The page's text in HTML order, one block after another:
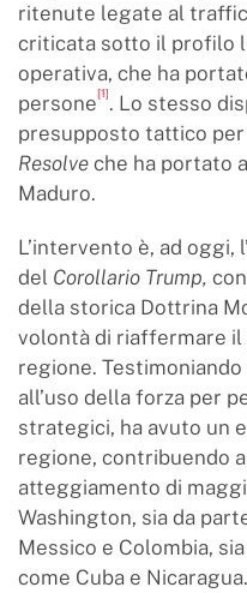
ritenute legate al
criticata sotto il profilo
operativa, che ha
persone[1]. Lo stesso
presupposto tattico per
Resolve che ha portato
Maduro.
L’intervento è, ad oggi,
del Corollario Trump,
della storica Dottrina
volontà di riaffermare
regione. Testimoniando
all’uso della forza per
strategici, ha avuto un
regione, contribuendo
atteggiamento di
Washington, sia da
Messico e Colombia,
come Cuba e Nicaragua.